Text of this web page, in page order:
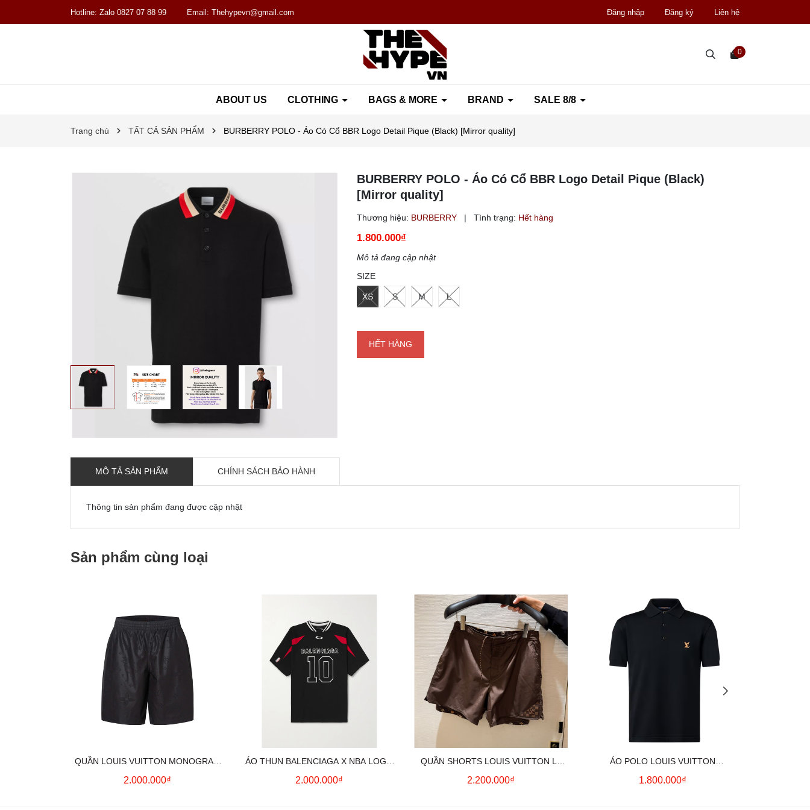
Hotline: Zalo 0827 07 88 99 Email: Thehypevn@gmail.com Đăng nhập Đăng ký Liên hệ
ABOUT US CLOTHING BAGS & MORE BRAND SALE 8/8
0
Trang chủ TẤT CẢ SẢN PHẨM BURBERRY POLO - Áo Có Cổ BBR Logo Detail Pique (Black) [Mirror quality]
BURBERRY POLO - Áo Có Cổ BBR Logo Detail Pique (Black)
[Mirror quality]
Thương hiệu: BURBERRY | Tình trạng: Hết hàng
1.800.000₫
Mô tả đang cập nhật
SIZE
XS S M L
HẾT HÀNG
MÔ TẢ SẢN PHẨM CHÍNH SÁCH BẢO HÀNH
Thông tin sản phẩm đang được cập nhật
Sản phẩm cùng loại
QUẦN LOUIS VUITTON MONOGRAM
MOIRE JACQUARD SILK SHORTS IN
2.000.000₫
ÁO THUN BALENCIAGA X NBA LOGO
COTTON JERSEY T-SHIRT
2.000.000₫
QUẦN SHORTS LOUIS VUITTON LV
MONOGRAM SWIMWEAR (BROWN)
2.200.000₫
ÁO POLO LOUIS VUITTON
SIGNATURE LOGO (BLACK)
1.800.000₫